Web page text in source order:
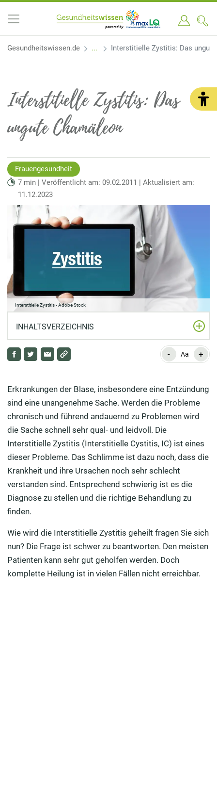
Gesundheitswissen.de Interstitielle Zystitis: Das
Interstitielle Zystitis: Das
ungute Chamäleon
Frauengesundheit
7 min | Veröffentlicht am: 09.02.2011 | Aktualisiert am:
11.12.2023
Interstitielle Zystitis - Adobe Stock
INHALTSVERZEICHNIS
Was versteht man unter der Krankheit interstitielle
Was ist das große Problem bei der interstitiellen
Zystitis?
Auf welche Symptome muss ich bei der interstitiellen
Zystitis achten?
Wie erkennt der Arzt, ob eine interstitielle Zystitis
vorliegt?
Wie kann man die interstitielle Zystitis behandeln?
Konservative Therapie bei interstitieller Zystitis: Die
Maßnahmen
Was muss ich bei interstitieller Zystitis und Ernährung
- Aa +
Erkrankungen der Blase, insbesondere eine Entzündung
sind eine unangenehme Sache. Werden die Probleme
chronisch und führend andauernd zu Problemen wird
die Sache schnell sehr qual- und leidvoll. Die
Interstitielle Zystitis (Interstitielle Cystitis, IC) ist eines
dieser Probleme. Das Schlimme ist dazu noch, dass die
Krankheit und ihre Ursachen noch sehr schlecht
verstanden sind. Entsprechend schwierig ist es die
Diagnose zu stellen und die richtige Behandlung zu
finden.
Wie wird die Interstitielle Zystitis geheilt fragen Sie sich
nun? Die Frage ist schwer zu beantworten. Den meisten
Patienten kann sehr gut geholfen werden. Doch
komplette Heilung ist in vielen Fällen nicht erreichbar.